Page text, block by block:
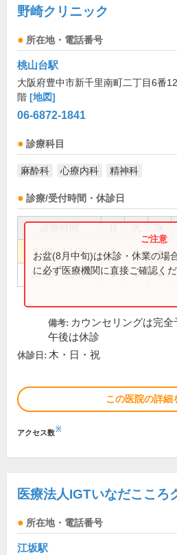
野崎クリニック
所在地・電話番号
桃山台駅
大阪府豊中市新千里南町二丁目6番
階 [地図]
06-6872-1841
診療科目
麻酔科 心療内科 精神科
診療/受付時間・休診日
9:00～13:00 ● ● ●
16:00～20:00 ● ● ●
お盆(8月中旬)は休診・休業の場
に必ず医療機関に直接ご確認くだ
備考: カウンセリングは完
午後は休診
休診日: 木・日・祝
この医院の詳細
アクセス数※
医療法人IGTいなだこころ
所在地・電話番号
江坂駅